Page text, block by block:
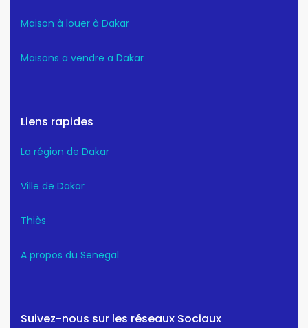
Maison à louer à Dakar
Maisons a vendre a Dakar
Liens rapides
La région de Dakar
Ville de Dakar
Thiès
A propos du Senegal
Suivez-nous sur les réseaux Sociaux